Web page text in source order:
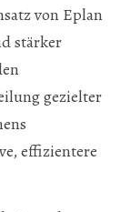
von Eplan
stärker
gezielter
effizientere